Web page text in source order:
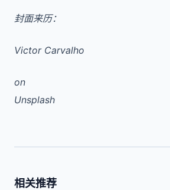
封面来历：
Victor Carvalho
on
Unsplash
相关推荐